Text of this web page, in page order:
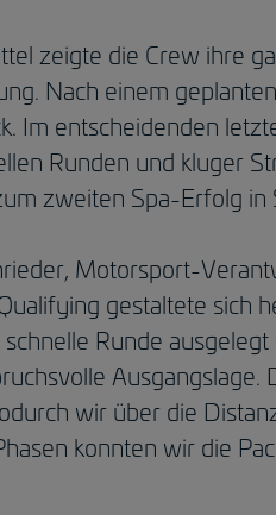
zeigte die Crew ihre
Nach einem
Im entscheidenden
Runden und kluger
zweiten Spa-Erfolg in
Motorsport-
gestaltete sich
Runde
wir über die
konnten wir die